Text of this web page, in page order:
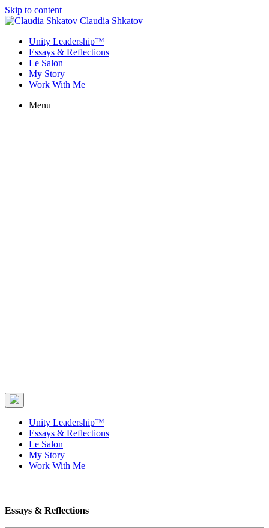
Skip to content
Claudia Shkatov
Unity Leadership™
Essays & Reflections
Le Salon
My Story
Work With Me
Menu
Unity Leadership™
Essays & Reflections
Le Salon
My Story
Work With Me
Essays & Reflections